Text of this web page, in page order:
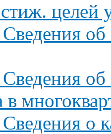
об
в
о